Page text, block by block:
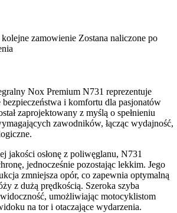
zamowienie Zostana naliczone po
Nox Premium N731 reprezentuje
bezpieczeństwa i komfortu dla pasjonatów
zaprojektowany z myślą o spełnieniu
zawodników, łącząc wydajność,
jakości osłonę z poliwęglanu, N731
jednocześnie pozostając lekkim. Jego
zmniejsza opór, co zapewnia optymalną
z dużą prędkością. Szeroka szyba
umożliwiając motocyklistom
na tor i otaczające wydarzenia.